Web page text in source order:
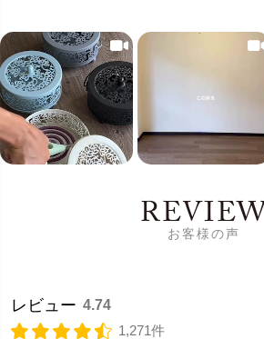
お客様の声
レビュー 4.74
1,271件